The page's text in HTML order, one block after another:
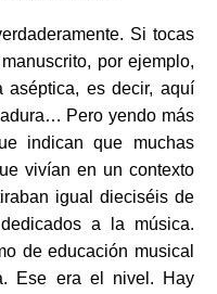
Si tocas
por ejemplo,
aséptica, es decir, aquí
Pero yendo más
indican que muchas
vivían en un contexto
igual dieciséis de
a la música.
de educación musical
Ese era el nivel. Hay